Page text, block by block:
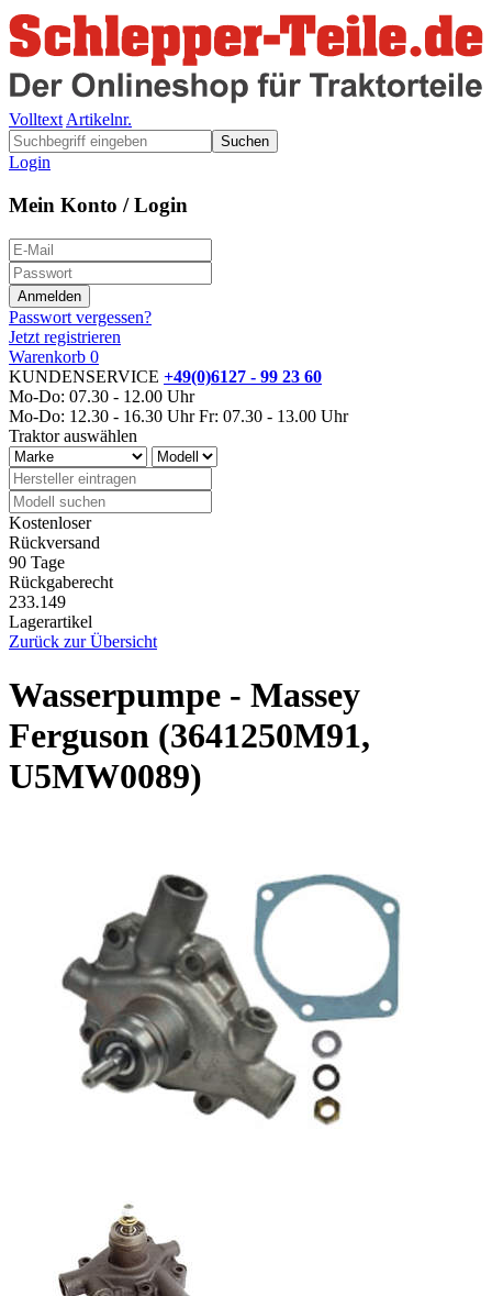
Volltext Artikelnr.
Suchen
Login
Mein Konto / Login
Passwort vergessen?
Jetzt registrieren
Warenkorb 0
KUNDENSERVICE +49(0)6127 - 99 23 60
Mo-Do: 07.30 - 12.00 Uhr
Mo-Do: 12.30 - 16.30 Uhr Fr: 07.30 - 13.00 Uhr
Traktor auswählen
Kostenloser
Rückversand
90 Tage
Rückgaberecht
233.149
Lagerartikel
Zurück zur Übersicht
Wasserpumpe - Massey
Ferguson (3641250M91,
U5MW0089)